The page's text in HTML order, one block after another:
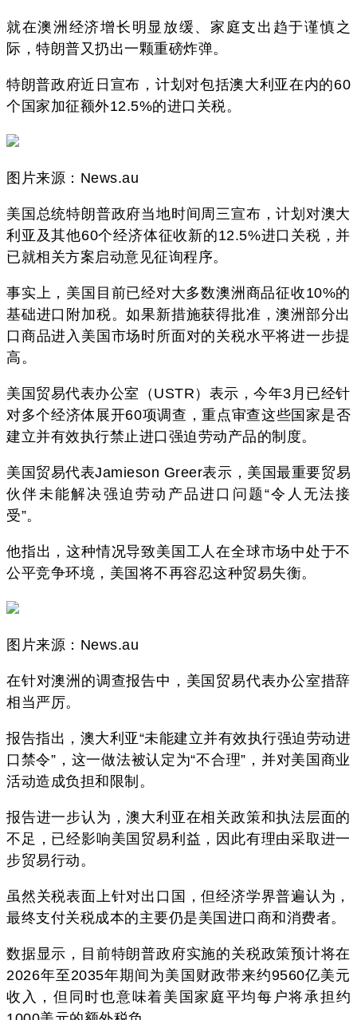
就在澳洲经济增长明显放缓、家庭支出趋于谨慎之
际，特朗普又扔出一颗重磅炸弹。
特朗普政府近日宣布，计划对包括澳大利亚在内的60
个国家加征额外12.5%的进口关税。
图片来源：News.au
美国总统特朗普政府当地时间周三宣布，计划对澳大
利亚及其他60个经济体征收新的12.5%进口关税，并
已就相关方案启动意见征询程序。
事实上，美国目前已经对大多数澳洲商品征收10%的
基础进口附加税。如果新措施获得批准，澳洲部分出
口商品进入美国市场时所面对的关税水平将进一步提
高。
美国贸易代表办公室（USTR）表示，今年3月已经针
对多个经济体展开60项调查，重点审查这些国家是否
建立并有效执行禁止进口强迫劳动产品的制度。
美国贸易代表Jamieson Greer表示，美国最重要贸易
伙伴未能解决强迫劳动产品进口问题“令人无法接
受”。
他指出，这种情况导致美国工人在全球市场中处于不
公平竞争环境，美国将不再容忍这种贸易失衡。
图片来源：News.au
在针对澳洲的调查报告中，美国贸易代表办公室措辞
相当严厉。
报告指出，澳大利亚“未能建立并有效执行强迫劳动进
口禁令”，这一做法被认定为“不合理”，并对美国商业
活动造成负担和限制。
报告进一步认为，澳大利亚在相关政策和执法层面的
不足，已经影响美国贸易利益，因此有理由采取进一
步贸易行动。
虽然关税表面上针对出口国，但经济学界普遍认为，
最终支付关税成本的主要仍是美国进口商和消费者。
数据显示，目前特朗普政府实施的关税政策预计将在
2026年至2035年期间为美国财政带来约9560亿美元
收入，但同时也意味着美国家庭平均每户将承担约